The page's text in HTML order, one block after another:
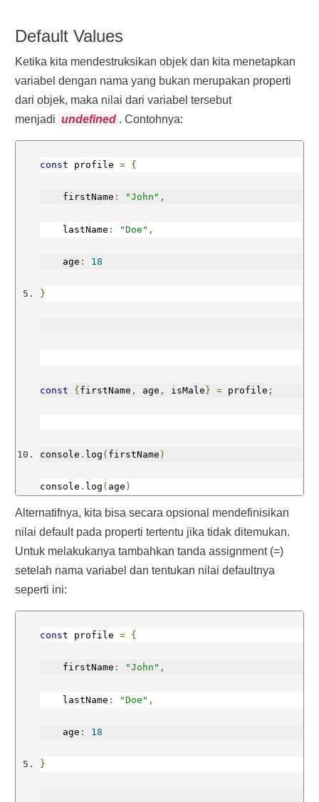
Default Values
Ketika kita mendestruksikan objek dan kita menetapkan
variabel dengan nama yang bukan merupakan properti
dari objek, maka nilai dari variabel tersebut
menjadi undefined . Contohnya:
const profile = {
firstName : "John" ,
lastName : "Doe" ,
age : 18
}
const {firstName , age , isMale} = profile ;
console . log ( firstName )
console . log ( age )
console.log (isMale)
/* output:
Alternatifnya, kita bisa secara opsional mendefinisikan
nilai default pada properti tertentu jika tidak ditemukan.
Untuk melakukanya tambahkan tanda assignment (=)
setelah nama variabel dan tentukan nilai defaultnya
seperti ini:
const profile = {
firstName : "John" ,
lastName : "Doe" ,
age : 18
}